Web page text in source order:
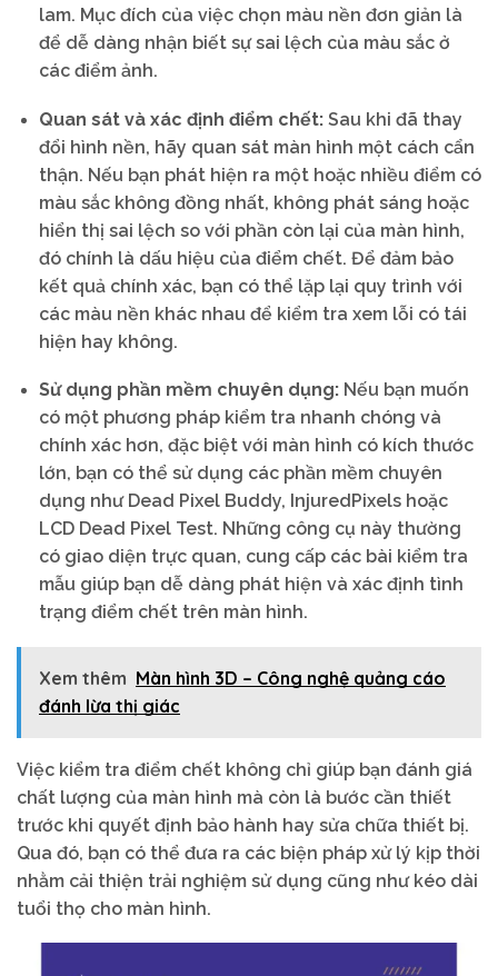
lam. Mục đích của việc chọn màu nền đơn giản là
để dễ dàng nhận biết sự sai lệch của màu sắc ở
các điểm ảnh.
Quan sát và xác định điểm chết: Sau khi đã thay
đổi hình nền, hãy quan sát màn hình một cách cẩn
thận. Nếu bạn phát hiện ra một hoặc nhiều điểm có
màu sắc không đồng nhất, không phát sáng hoặc
hiển thị sai lệch so với phần còn lại của màn hình,
đó chính là dấu hiệu của điểm chết. Để đảm bảo
kết quả chính xác, bạn có thể lặp lại quy trình với
các màu nền khác nhau để kiểm tra xem lỗi có tái
hiện hay không.
Sử dụng phần mềm chuyên dụng: Nếu bạn muốn
có một phương pháp kiểm tra nhanh chóng và
chính xác hơn, đặc biệt với màn hình có kích thước
lớn, bạn có thể sử dụng các phần mềm chuyên
dụng như Dead Pixel Buddy, InjuredPixels hoặc
LCD Dead Pixel Test. Những công cụ này thường
có giao diện trực quan, cung cấp các bài kiểm tra
mẫu giúp bạn dễ dàng phát hiện và xác định tình
trạng điểm chết trên màn hình.
Xem thêm Màn hình 3D – Công nghệ quảng cáo
đánh lừa thị giác
Việc kiểm tra điểm chết không chỉ giúp bạn đánh giá
chất lượng của màn hình mà còn là bước cần thiết
trước khi quyết định bảo hành hay sửa chữa thiết bị.
Qua đó, bạn có thể đưa ra các biện pháp xử lý kịp thời
nhằm cải thiện trải nghiệm sử dụng cũng như kéo dài
tuổi thọ cho màn hình.